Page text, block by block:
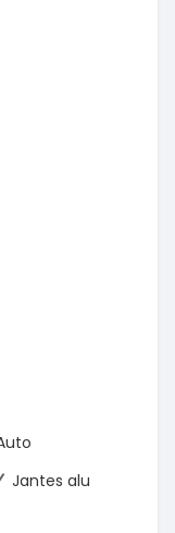
Jantes alu